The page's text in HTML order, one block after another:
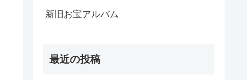
新旧お宝アルバム
最近の投稿